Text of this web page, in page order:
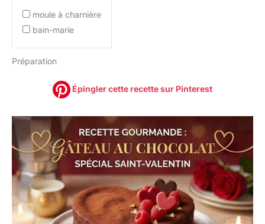
moule à charnière
bain-marie
Préparation
Épingler cette recette sur Pinterest